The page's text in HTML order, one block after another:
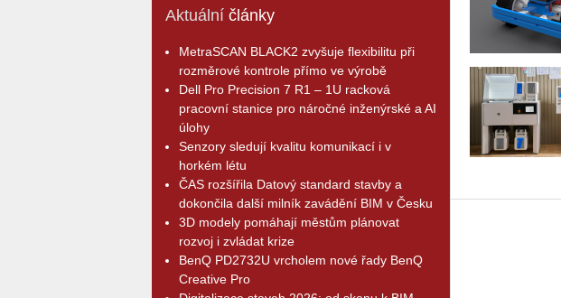
Aktuální články
MetraSCAN BLACK2 zvyšuje flexibilitu při
rozměrové kontrole přímo ve výrobě
Dell Pro Precision 7 R1 – 1U racková
pracovní stanice pro náročné inženýrské a AI
úlohy
Senzory sledují kvalitu komunikací i v
horkém létu
ČAS rozšířila Datový standard stavby a
dokončila další milník zavádění BIM v Česku
3D modely pomáhají městům plánovat
rozvoj i zvládat krize
BenQ PD2732U vrcholem nové řady BenQ
Creative Pro